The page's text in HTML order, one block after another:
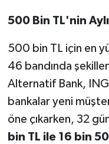
500 Bin TL'nin
500 bin TL için en
46 bandında
Alternatif Bank,
bankalar yeni
öne çıkarken, 32
bin TL ile 16 bin